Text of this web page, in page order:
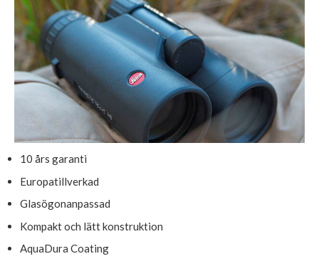
10 års garanti
Europatillverkad
Glasögonanpassad
Kompakt och lätt konstruktion
AquaDura Coating